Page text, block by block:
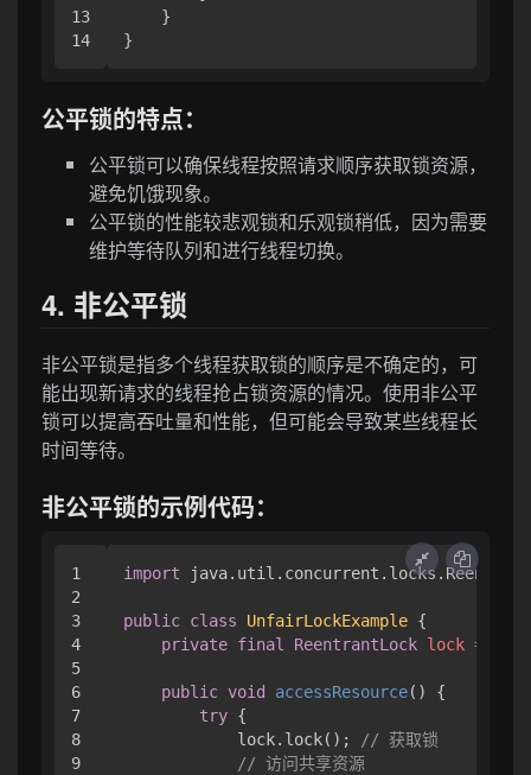
13
    }
公平锁的特点：
公平锁可以确保线程按照请求顺序获取锁资源，
避免饥饿现象。
公平锁的性能较悲观锁和乐观锁稍低，因为需要
维护等待队列和进行线程切换。
4. 非公平锁
非公平锁是指多个线程获取锁的顺序是不确定的，可
能出现新请求的线程抢占锁资源的情况。使用非公平
锁可以提高吞吐量和性能，但可能会导致某些线程长
时间等待。
非公平锁的示例代码：
1
2
3
4
5
6
7
8
9
import
public class UnfairLockExample {
private final ReentrantLock lock =
public void accessResource()
{
try {
            lock.lock();
// 获取锁
// 访问共享资源